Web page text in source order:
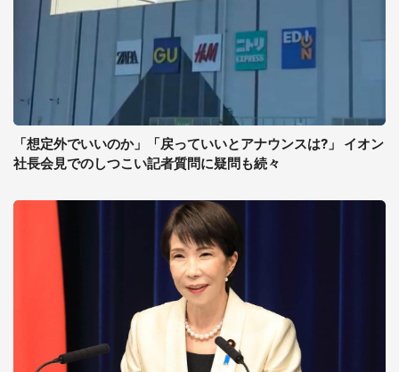
「想定外でいいのか」「戻っていいとアナウンスは?」 イオン
社長会見でのしつこい記者質問に疑問も続々